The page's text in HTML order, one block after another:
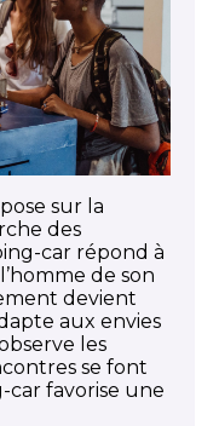
sur la
des
car répond à
de son
devient
aux envies
les
se font
favorise une